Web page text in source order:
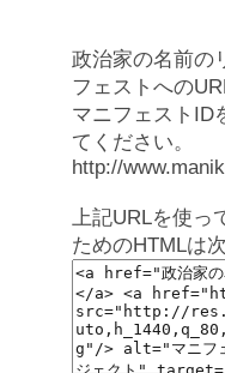
政治家の名前の
フェストへの
マニフェストID
てください。
http://
上記URLを使っ
ためのHTMLは